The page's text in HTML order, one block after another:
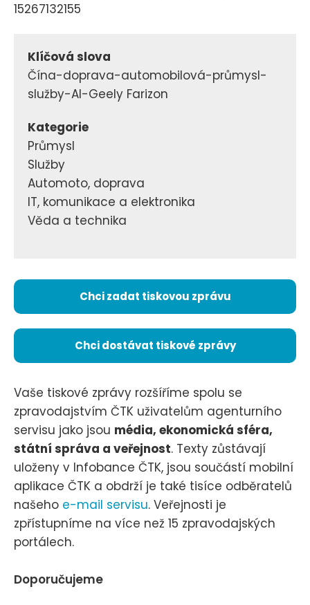
15267132155
Klíčová slova
Čína-doprava-automobilová-průmysl-
služby-AI-Geely Farizon
Kategorie
Průmysl
Služby
Automoto, doprava
IT, komunikace a elektronika
Věda a technika
Chci zadat tiskovou zprávu
Chci dostávat tiskové zprávy
Vaše tiskové zprávy rozšíříme spolu se
zpravodajstvím ČTK uživatelům agenturního
servisu jako jsou média, ekonomická sféra,
státní správa a veřejnost. Texty zůstávají
uloženy v Infobance ČTK, jsou součástí mobilní
aplikace ČTK a obdrží je také tisíce odběratelů
našeho e-mail servisu. Veřejnosti je
zpřístupníme na více než 15 zpravodajských
portálech.
Doporučujeme